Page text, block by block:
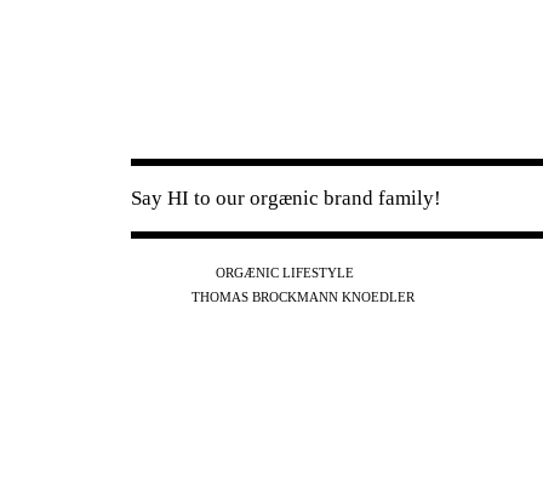
Say HI to our orgænic brand family!
ORGÆNIC LIFESTYLE
THOMAS BROCKMANN KNOEDLER